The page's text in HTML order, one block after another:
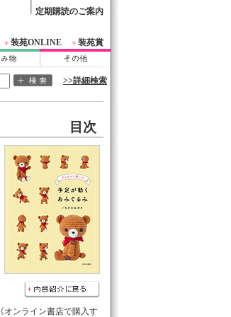
定期購読のご案内
＋装苑ONLINE ＋装苑賞
>>詳細検索
目次
《オンライン書店で購入す